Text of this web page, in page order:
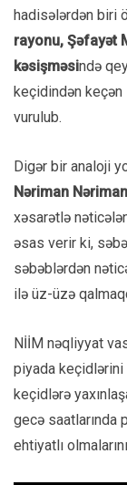
hadisələrdən biri
rayonu, Şəfayət
kəsişməsində
keçidindən
vurulub.
Digər bir analoji
Nəriman
xəsarətlə
əsas verir ki,
səbəblərdən
ilə üz-üzə
NİİM nəqliyyat
piyada
keçidlərə
gecə saatlarında
ehtiyatlı